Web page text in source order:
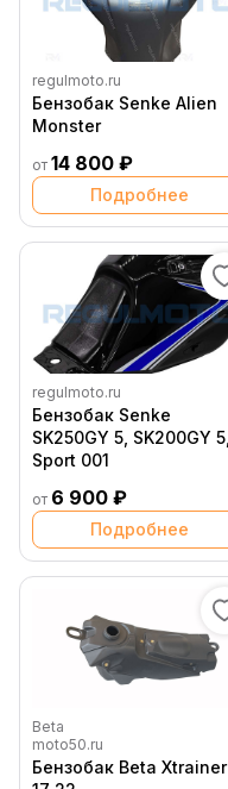
regulmoto.ru
Бензобак Senke Alien
Monster
от 14 800 ₽
Подробнее
regulmoto.ru
Бензобак Senke
SK250GY 5, SK200GY 5,
Sport 001
от 6 900 ₽
Подробнее
Beta
moto50.ru
Бензобак Beta Xtrainer